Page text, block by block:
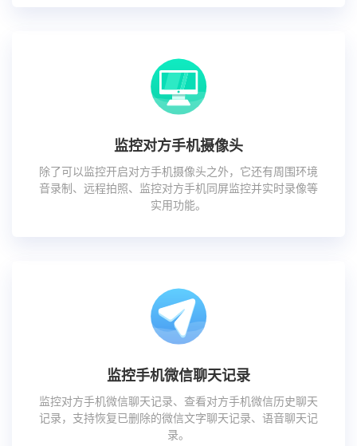
监控对方手机摄像头
除了可以监控开启对方手机摄像头之外，它还有周围环境
音录制、远程拍照、监控对方手机同屏监控并实时录像等
实用功能。
监控手机微信聊天记录
监控对方手机微信聊天记录、查看对方手机微信历史聊天
记录，支持恢复已删除的微信文字聊天记录、语音聊天记
录。